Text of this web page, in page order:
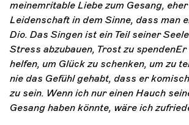
meinemritable Liebe zum Gesang,
Leidenschaft in dem Sinne, dass man
Dio. Das Singen ist ein Teil seiner
Stress abzubauen, Trost zu spendenEr
helfen, um Glück zu schenken, um zu
nie das Gefühl gehabt, dass er
zu sein. Wenn ich nur einen Hauch
Gesang haben könnte, wäre ich